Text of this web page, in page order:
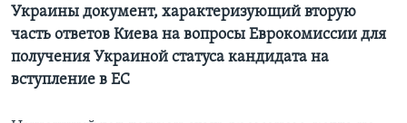
Украины документ, характеризующий вторую
часть ответов Киева на вопросы Еврокомиссии для
получения Украиной статуса кандидата на
вступление в ЕС